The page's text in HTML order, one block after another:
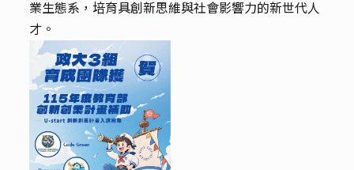
業生態系，培育具創新思維與社會影響力的新世代人
才。